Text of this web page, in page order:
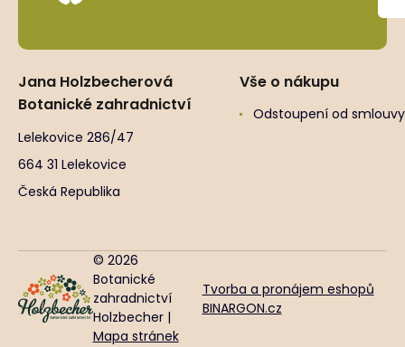
Jana Holzbecherová
Botanické zahradnictví
Lelekovice 286/47
664 31 Lelekovice
Česká Republika
Vše o nákupu
Odstoupení od smlouvy
© 2026
Botanické
zahradnictví
Holzbecher |
Mapa stránek
Tvorba a pronájem eshopů
BINARGON.cz